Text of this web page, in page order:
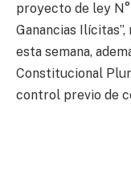
proyecto de ley N°
Ganancias
esta semana,
Constitucional
control previo de